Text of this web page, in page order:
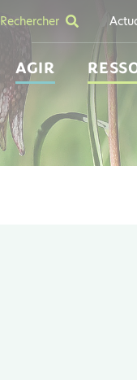
Rechercher
AGIR